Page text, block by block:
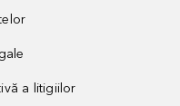
a litigiilor